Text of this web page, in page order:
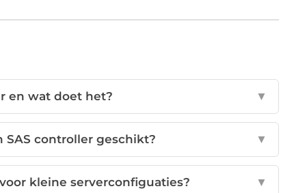
en wat doet het? ▼
SAS controller geschikt? ▼
kleine serverconfiguaties? ▼